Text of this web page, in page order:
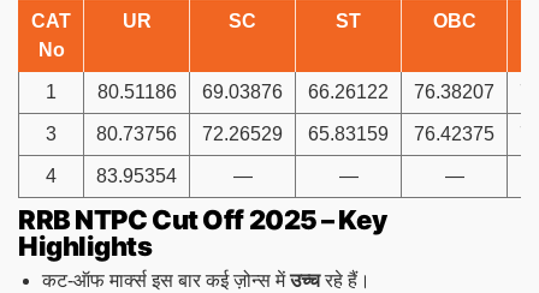
CAT
No
UR SC ST OBC
1 80.51186 69.03876 66.26122 76.38207
3 80.73756 72.26529 65.83159 76.42375
4 83.95354 — — —
RRB NTPC Cut Off 2025 – Key
Highlights
कट-ऑफ मार्क्स इस बार कई ज़ोन्स मेंउच्चरहे हैं।